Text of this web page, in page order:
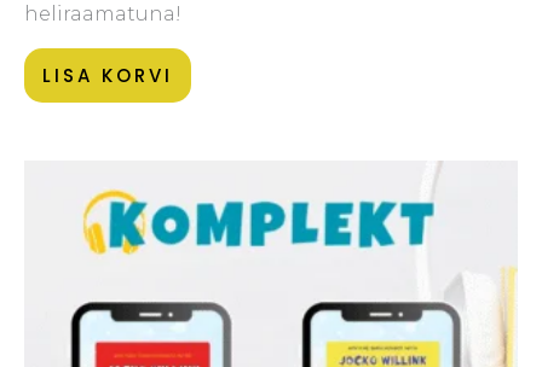
heliraamatuna!
LISA KORVI